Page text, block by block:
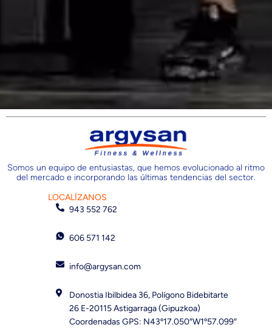
Somos un equipo de entusiastas, que hemos evolucionado al ritmo
del mercado e incorporando las últimas tendencias del sector.
LOCALÍZANOS
943 552 762
606 571 142
info@argysan.com
Donostia Ibilbidea 36, Polígono Bidebitarte
26 E-20115 Astigarraga (Gipuzkoa)
Coordenadas GPS: N43º17.050″W1º57.099″